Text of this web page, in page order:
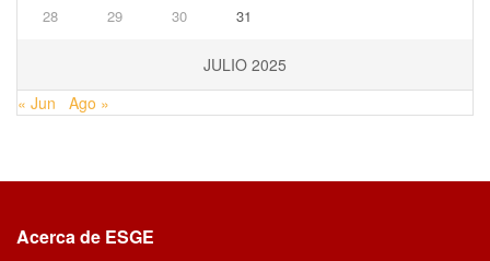
JULIO 2025
28 29 30 31
« Jun Ago »
Acerca de ESGE